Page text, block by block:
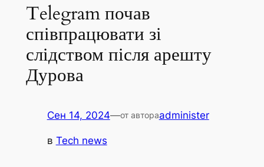
Telegram почав
співпрацювати зі
слідством після арешту
Дурова
Сен 14, 2024—от автораadminister
в Tech news